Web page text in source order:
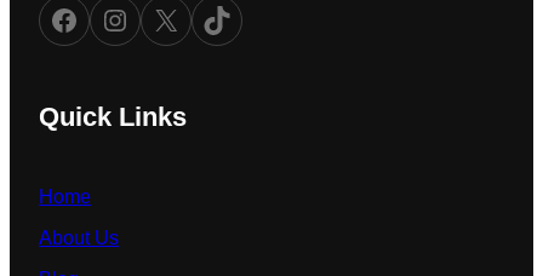
Facebook Instagram X TikTok
Quick Links
Home
About Us